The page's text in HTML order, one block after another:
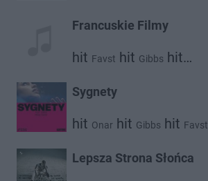
Francuskie Filmy
hit Favst hit Gibbs hit
Sygnety
hit Onar hit Gibbs hit Favst
Lepsza Strona Słońca